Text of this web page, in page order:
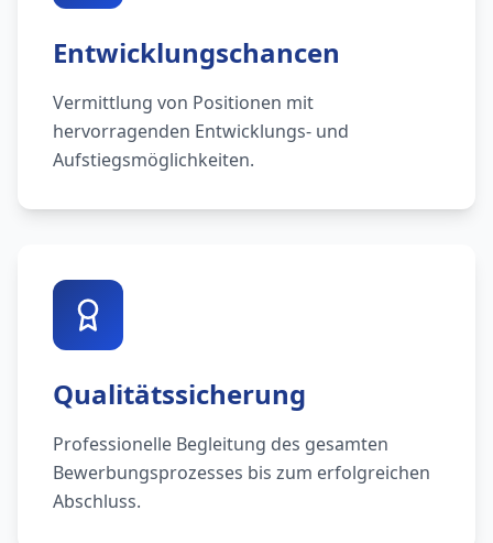
Entwicklungschancen
Vermittlung von Positionen mit
hervorragenden Entwicklungs- und
Aufstiegsmöglichkeiten.
Qualitätssicherung
Professionelle Begleitung des gesamten
Bewerbungsprozesses bis zum erfolgreichen
Abschluss.